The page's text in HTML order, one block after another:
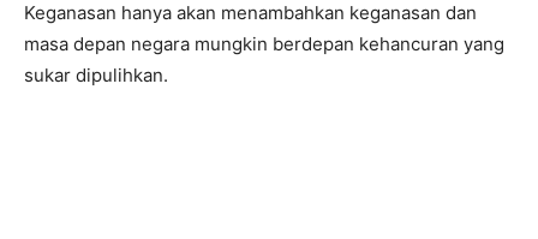
Keganasan hanya akan menambahkan keganasan dan
masa depan negara mungkin berdepan kehancuran yang
sukar dipulihkan.